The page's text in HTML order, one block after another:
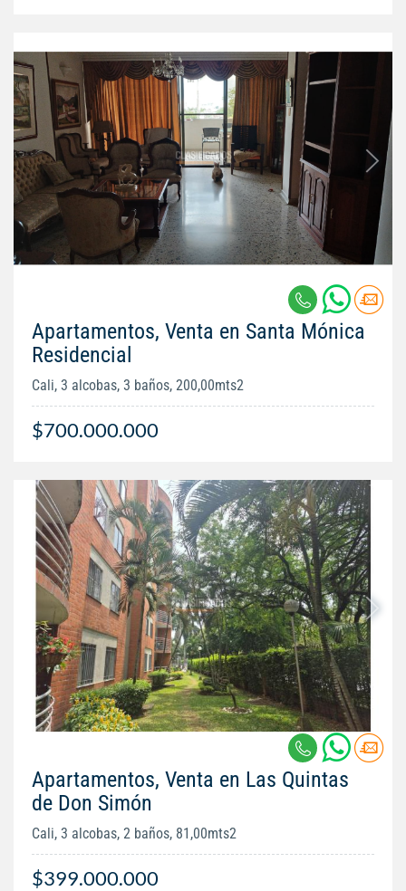
Apartamentos, Venta en Santa Mónica
Residencial
Cali, 3 alcobas, 3 baños, 200,00mts2
$700.000.000
Apartamentos, Venta en Las Quintas
de Don Simón
Cali, 3 alcobas, 2 baños, 81,00mts2
$399.000.000